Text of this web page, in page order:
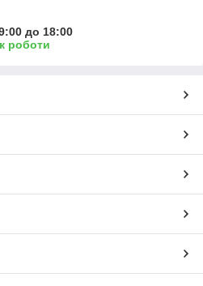
до 18:00
роботи